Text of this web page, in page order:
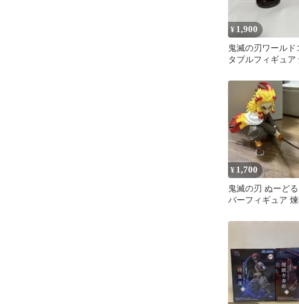
¥ 1,900
鬼滅の刃ワールド
タブルフィギュア
¥ 1,700
鬼滅の刃 ぬーど
パーフィギュア 煉